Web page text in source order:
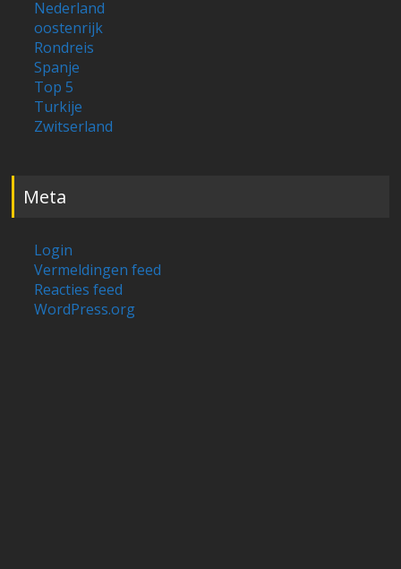
Nederland
oostenrijk
Rondreis
Spanje
Top 5
Turkije
Zwitserland
Meta
Login
Vermeldingen feed
Reacties feed
WordPress.org